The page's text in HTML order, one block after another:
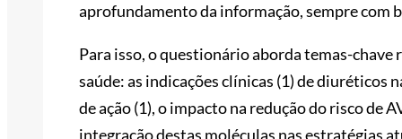
aprofundamento da informação, sempre com
Para isso, o questionário aborda temas-chave
saúde: as indicações clínicas (1) de diuréticos
de ação (1), o impacto na redução do risco de
integração destas moléculas nas estratégias